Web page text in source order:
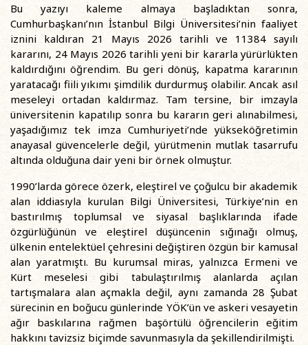
Bu yazıyı kaleme almaya başladıktan sonra,
Cumhurbaşkanı’nın İstanbul Bilgi Üniversitesi’nin faaliyet
iznini kaldıran 21 Mayıs 2026 tarihli ve 11384 sayılı
kararını, 24 Mayıs 2026 tarihli yeni bir kararla yürürlükten
kaldırdığını öğrendim. Bu geri dönüş, kapatma kararının
yaratacağı fiili yıkımı şimdilik durdurmuş olabilir. Ancak asıl
meseleyi ortadan kaldırmaz. Tam tersine, bir imzayla
üniversitenin kapatılıp sonra bu kararın geri alınabilmesi,
yaşadığımız tek imza Cumhuriyeti’nde yükseköğretimin
anayasal güvencelerle değil, yürütmenin mutlak tasarrufu
altında olduğuna dair yeni bir örnek olmuştur.
1990’larda görece özerk, eleştirel ve çoğulcu bir akademik
alan iddiasıyla kurulan Bilgi Üniversitesi, Türkiye’nin en
bastırılmış toplumsal ve siyasal başlıklarında ifade
özgürlüğünün ve eleştirel düşüncenin sığınağı olmuş,
ülkenin entelektüel çehresini değiştiren özgün bir kamusal
alan yaratmıştı. Bu kurumsal miras, yalnızca Ermeni ve
Kürt meselesi gibi tabulaştırılmış alanlarda açılan
tartışmalara alan açmakla değil, aynı zamanda 28 Şubat
sürecinin en boğucu günlerinde YÖK’ün ve askeri vesayetin
ağır baskılarına rağmen başörtülü öğrencilerin eğitim
hakkını tavizsiz biçimde savunmasıyla da şekillendirilmişti.